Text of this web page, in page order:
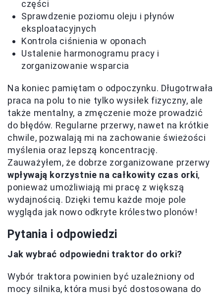
części
Sprawdzenie poziomu oleju i płynów
eksploatacyjnych
Kontrola ciśnienia w oponach
Ustalenie harmonogramu pracy i
zorganizowanie wsparcia
Na koniec pamiętam o odpoczynku. Długotrwała
praca na polu to nie tylko wysiłek fizyczny, ale
także mentalny, a zmęczenie może prowadzić
do błędów. Regularne przerwy, nawet na krótkie
chwile, pozwalają mi na zachowanie świeżości
myślenia oraz lepszą koncentrację.
Zauważyłem, że dobrze zorganizowane przerwy
wpływają korzystnie na całkowity czas orki,
ponieważ umożliwiają mi pracę z większą
wydajnością. Dzięki temu każde moje pole
wygląda jak nowo odkryte królestwo plonów!
Pytania i odpowiedzi
Jak wybrać odpowiedni traktor do orki?
Wybór traktora powinien być uzależniony od
mocy silnika, która musi być dostosowana do